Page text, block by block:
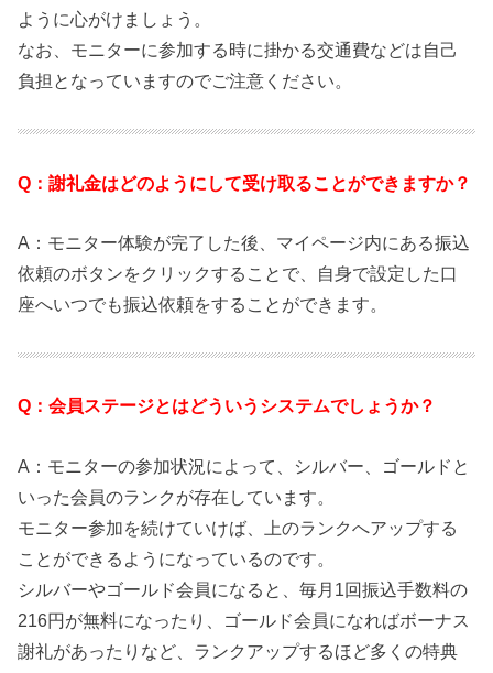
ように心がけましょう。
なお、モニターに参加する時に掛かる交通費などは自己
負担となっていますのでご注意ください。
Q：謝礼金はどのようにして受け取ることができますか？
A：モニター体験が完了した後、マイページ内にある振込
依頼のボタンをクリックすることで、自身で設定した口
座へいつでも振込依頼をすることができます。
Q：会員ステージとはどういうシステムでしょうか？
A：モニターの参加状況によって、シルバー、ゴールドと
いった会員のランクが存在しています。
モニター参加を続けていけば、上のランクへアップする
ことができるようになっているのです。
シルバーやゴールド会員になると、毎月1回振込手数料の
216円が無料になったり、ゴールド会員になればボーナス
謝礼があったりなど、ランクアップするほど多くの特典